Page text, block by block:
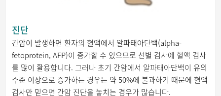
진단
간암이 발생하면 환자의 혈액에서 알파태아단백(alpha-
fetoprotein, AFP)이 증가할 수 있으므로 선별 검사에 혈액 검사
를 많이 활용합니다. 그러나 초기 간암에서 알파태아단백이 유의
수준 이상으로 증가하는 경우는 약 50%에 불과하기 때문에 혈액
검사만 믿으면 간암 진단을 놓치는 경우가 많습니다.